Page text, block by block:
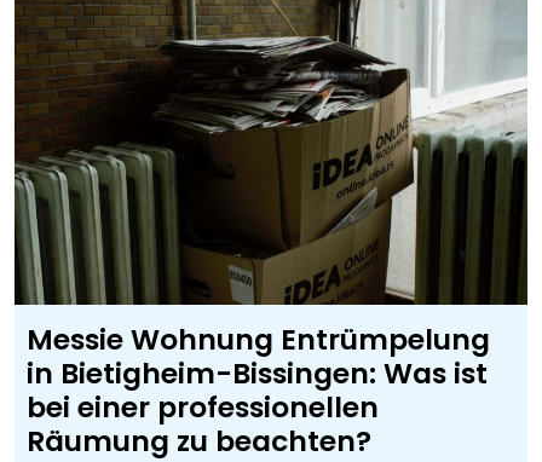
Messie Wohnung Entrümpelung
in Bietigheim-Bissingen: Was ist
bei einer professionellen
Räumung zu beachten?